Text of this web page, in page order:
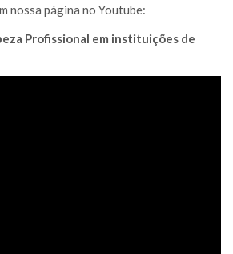
nossa página no Youtube:
Profissional em instituições de